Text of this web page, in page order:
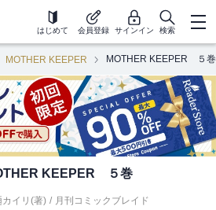
はじめて 会員登録 サインイン 検索
MOTHER KEEPER MOTHER KEEPER ５巻
KEEPER ５巻
カイリ(著) / 月刊コミックブレイド